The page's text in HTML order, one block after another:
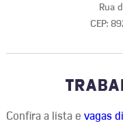
Rua
CEP:
Confira a lista e vagas